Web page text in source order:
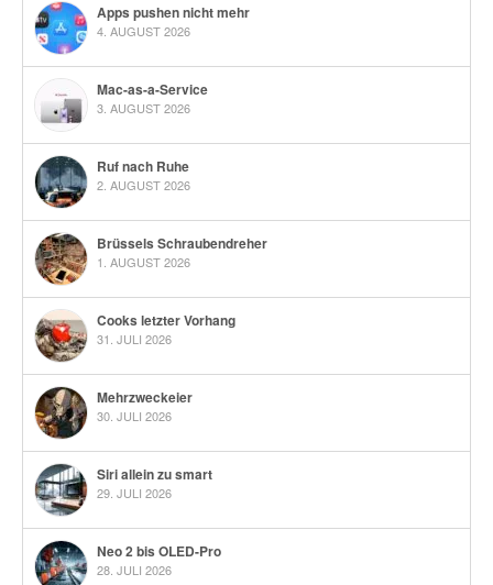
Apps pushen nicht mehr
4. AUGUST 2026
Mac-as-a-Service
3. AUGUST 2026
Ruf nach Ruhe
2. AUGUST 2026
Brüssels Schraubendreher
1. AUGUST 2026
Cooks letzter Vorhang
31. JULI 2026
Mehrzweckeier
30. JULI 2026
Siri allein zu smart
29. JULI 2026
Neo 2 bis OLED-Pro
28. JULI 2026